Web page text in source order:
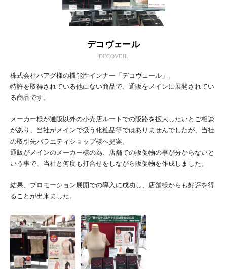
デコヴェール
DECOVEIL
株式会社パアグ様の機能性インナー「デコヴェール」。
特許を取得されている他にない商品で、通販をメインに展開されてい
る商品です。
メーカー様が通販以外の小売店ルートでの販路を拡大したいとご相談
があり、当社がメインで扱う化粧品等ではありませんでしたが、当社
の取引先バラエティショップ様へ提案。
通販がメインのメーカー様の為、店舗での販促物の事が分からないと
いう事で、当社と何度も打合せをしながら販促物を作成しました。
結果、プロモーション展開での導入に成功し、店舗様からも好評を得
ることが出来ました。